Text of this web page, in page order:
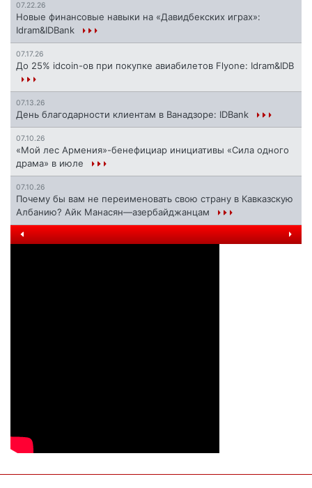
07.22.26
Новые финансовые навыки на «Давидбекских играх»:
Idram&IDBank
07.17.26
До 25% idcoin-ов при покупке авиабилетов Flyone: Idram&IDB
07.13.26
День благодарности клиентам в Ванадзоре: IDBank
07.10.26
«Мой лес Армения»-бенефициар инициативы «Сила одного
драма» в июле
07.10.26
Почему бы вам не переименовать свою страну в Кавказскую
Албанию? Айк Манасян—азербайджанцам